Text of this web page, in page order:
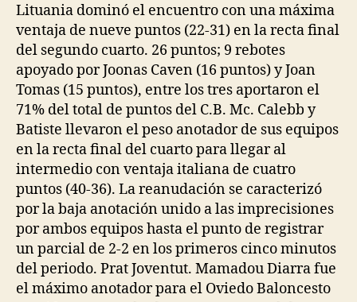
Lituania dominó el encuentro con una máxima
ventaja de nueve puntos (22-31) en la recta final
del segundo cuarto. 26 puntos; 9 rebotes
apoyado por Joonas Caven (16 puntos) y Joan
Tomas (15 puntos), entre los tres aportaron el
71% del total de puntos del C.B. Mc. Calebb y
Batiste llevaron el peso anotador de sus equipos
en la recta final del cuarto para llegar al
intermedio con ventaja italiana de cuatro
puntos (40-36). La reanudación se caracterizó
por la baja anotación unido a las imprecisiones
por ambos equipos hasta el punto de registrar
un parcial de 2-2 en los primeros cinco minutos
del periodo. Prat Joventut. Mamadou Diarra fue
el máximo anotador para el Oviedo Baloncesto